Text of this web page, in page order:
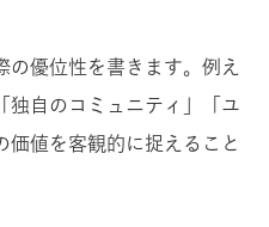
の優位性を書きます。例え
独自のコミュニティ」「ユ
価値を客観的に捉えること